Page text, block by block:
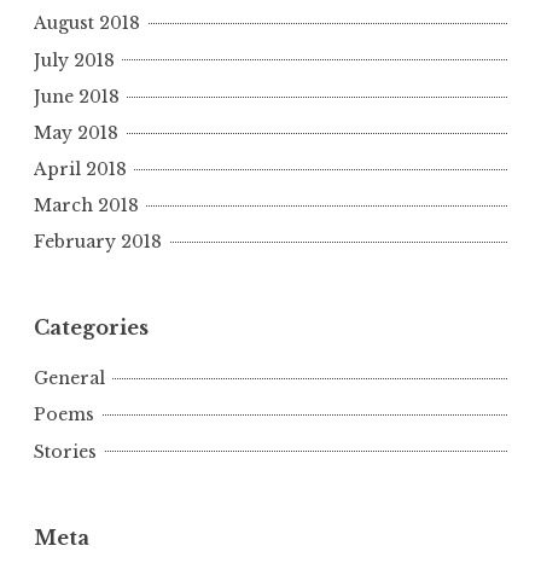
August 2018
July 2018
June 2018
May 2018
April 2018
March 2018
February 2018
Categories
General
Poems
Stories
Meta